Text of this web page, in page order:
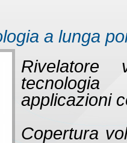
a lunga
Rivelatore
applicazioni
Copertura